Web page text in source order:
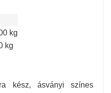
kg
kg
kész, ásványi színes